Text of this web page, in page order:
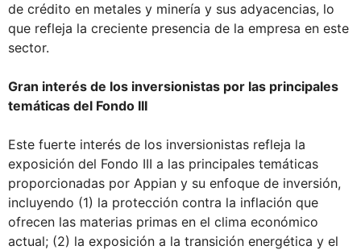
de crédito en metales y minería y sus adyacencias, lo
que refleja la creciente presencia de la empresa en este
sector.
Gran interés de los inversionistas por las principales
temáticas del Fondo III
Este fuerte interés de los inversionistas refleja la
exposición del Fondo III a las principales temáticas
proporcionadas por Appian y su enfoque de inversión,
incluyendo (1) la protección contra la inflación que
ofrecen las materias primas en el clima económico
actual; (2) la exposición a la transición energética y el